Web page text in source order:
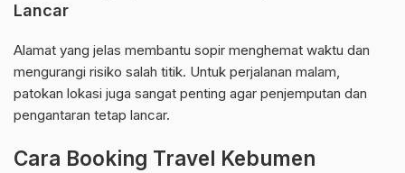
Lancar
Alamat yang jelas membantu sopir menghemat waktu dan
mengurangi risiko salah titik. Untuk perjalanan malam,
patokan lokasi juga sangat penting agar penjemputan dan
pengantaran tetap lancar.
Cara Booking Travel Kebumen